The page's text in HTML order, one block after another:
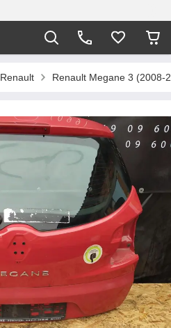
Renault Renault Megane 3 (2008-